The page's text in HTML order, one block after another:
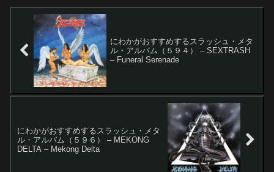
にわかがおすすめするスラッシュ・メタ
ル・アルバム（５９４） – SEXTRASH
– Funeral Serenade
にわかがおすすめするスラッシュ・メタ
ル・アルバム（５９６） – MEKONG
DELTA – Mekong Delta